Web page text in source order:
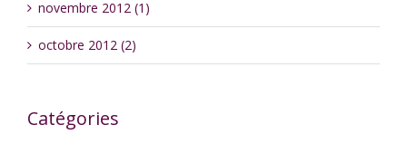
novembre 2012 (1)
octobre 2012 (2)
Catégories